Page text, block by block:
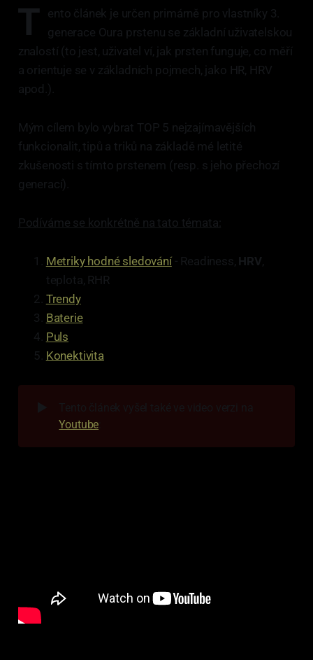
T
ento článek je určen primárně pro vlastníky 3.
generace Oura prstenu se základní uživatelskou
znalostí (to jest, uživatel ví, jak prsten funguje, co měří
a orientuje se v základních pojmech, jako HR, HRV
apod.).
Mým cílem bylo vybrat TOP 5 nejzajímavějších
funkcionalit, tipů a triků na základě mé letité
zkušenosti s tímto prstenem (resp. s jeho přechozí
generací).
Podíváme se konkrétně na tato témata:
Metriky hodné sledování- Readiness, HRV,
teplota, RHR
Trendy
Baterie
Puls
Konektivita
Youtube